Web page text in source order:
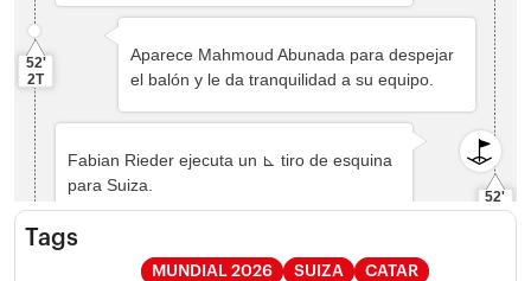
Tags
MUNDIAL 2026 SUIZA CATAR